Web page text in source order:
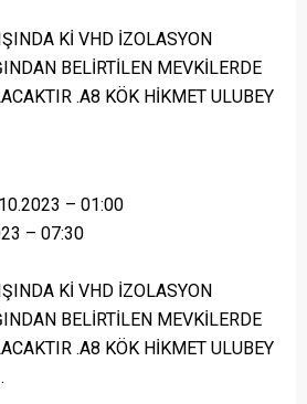
Kİ VHD İZOLASYON
BELİRTİLEN MEVKİLERDE
.A8 KÖK HİKMET ULUBEY
– 01:00
– 07:30
Kİ VHD İZOLASYON
BELİRTİLEN MEVKİLERDE
.A8 KÖK HİKMET ULUBEY